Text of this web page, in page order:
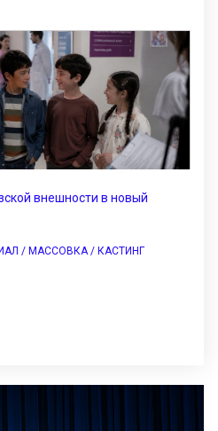
внешности в новый
/ МАССОВКА / КАСТИНГ